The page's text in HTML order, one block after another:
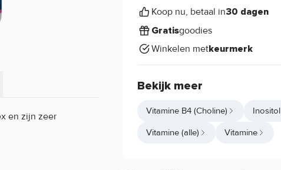
Koop nu, betaal in30 dagen
Gratisgoodies
Winkelen metkeurmerk
Bekijk meer
Vitamine B4 (Choline) Inositol
Vitamine (alle) Vitamine
en zijn zeer